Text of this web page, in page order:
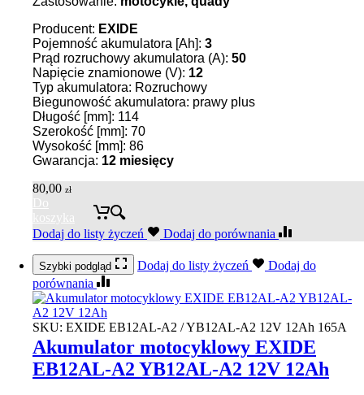
Producent: EXIDE
Pojemność akumulatora [Ah]: 3
Prąd rozruchowy akumulatora (A): 50
Napięcie znamionowe (V): 12
Typ akumulatora: Rozruchowy
Biegunowość akumulatora: prawy plus
Długość [mm]: 114
Szerokość [mm]: 70
Wysokość [mm]: 86
Gwarancja: 12 miesięcy
80,00 zł
Do
koszyka
Dodaj do listy życzeń
Dodaj do porównania
Szybki podgląd Dodaj do listy życzeń
Dodaj do
porównania
SKU: EXIDE EB12AL-A2 / YB12AL-A2 12V 12Ah 165A
Akumulator motocyklowy EXIDE
EB12AL-A2 YB12AL-A2 12V 12Ah